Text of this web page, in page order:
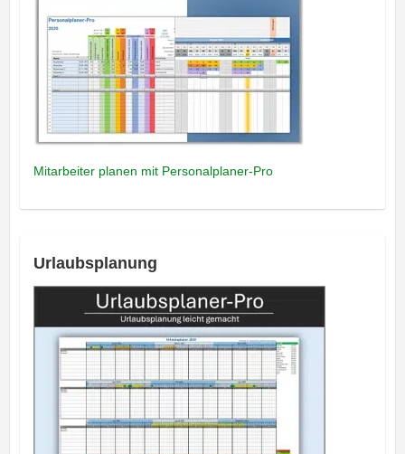
Mitarbeiter planen mit Personalplaner-Pro
Urlaubsplanung